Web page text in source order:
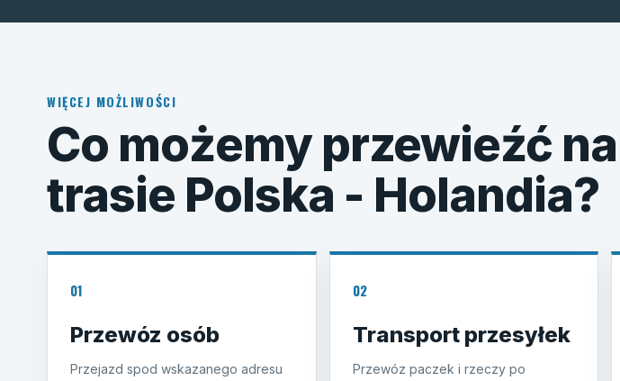
WIĘCEJ MOŻLIWOŚCI
Co możemy przewieźć na
trasie Polska - Holandia?
01
Przewóz osób
Przejazd spod wskazanego adresu
02
Transport przesyłek
Przewóz paczek i rzeczy po